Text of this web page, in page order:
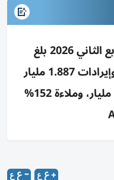
دبي للتأمين: صافي ربح الربع الثاني 2026 بلغ
111.8 مليون درهم (+20%)، وإيرادات 1.887 مليار
(+18.4%)، وحقوق ملكية 1.2 مليار، وملاءة 152%